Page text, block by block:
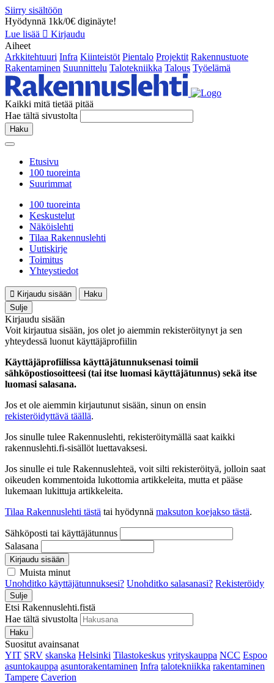
Siirry sisältöön
Hyödynnä 1kk/0€ diginäyte!
Lue lisää
Kirjaudu
Aiheet
Arkkitehtuuri Infra Kiinteistöt Pientalo Projektit Rakennustuote
Rakentaminen Suunnittelu Talotekniikka Talous Työelämä
Kaikki mitä tietää pitää
Hae tältä sivustolta
Haku
Etusivu
100 tuoreinta
Suurimmat
100 tuoreinta
Keskustelut
Näköislehti
Tilaa Rakennuslehti
Uutiskirje
Toimitus
Yhteystiedot
Kirjaudu sisään
Haku
Sulje
Kirjaudu sisään
Voit kirjautua sisään, jos olet jo aiemmin rekisteröitynyt ja sen
yhteydessä luonut käyttäjäprofiilin
Käyttäjäprofiilissa käyttäjätunnuksenasi toimii
sähköpostiosoitteesi (tai itse luomasi käyttäjätunnus) sekä itse
luomasi salasana.
Jos et ole aiemmin kirjautunut sisään, sinun on ensin
rekisteröidyttävä täällä.
Jos sinulle tulee Rakennuslehti, rekisteröitymällä saat kaikki
rakennuslehti.fi-sisällöt luettavaksesi.
Jos sinulle ei tule Rakennuslehteä, voit silti rekisteröityä, jolloin saat
oikeuden kommentoida lukottomia artikkeleita, mutta et pääse
lukemaan lukittuja artikkeleita.
Tilaa Rakennuslehti tästä tai hyödynnä maksuton koejakso tästä.
Sähköposti tai käyttäjätunnus
Salasana
Kirjaudu sisään
Muista minut
Unohditko käyttäjätunnuksesi? Unohditko salasanasi? Rekisteröidy
Sulje
Etsi Rakennuslehti.fistä
Hae tältä sivustolta
Haku
Suositut avainsanat
YIT SRV skanska Helsinki Tilastokeskus yrityskauppa NCC Espoo
asuntokauppa asuntorakentaminen Infra talotekniikka rakentaminen
Tampere Caverion